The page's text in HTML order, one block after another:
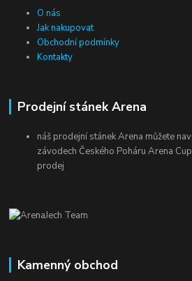
O nás
Jak nakupovat
Obchodní podmínky
Kontakty
Prodejní stánek Arena
náš prodejní stánek Arena můžete
závodech Českého Poháru Arena
prodej
Kamenný obchod